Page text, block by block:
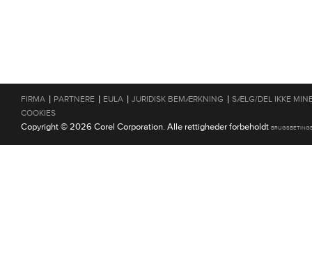
FIRMA | PARTNERE | EULA | JURIDISK BEMÆRKNING | SÆLG/DEL IKKE
COOKIES
Copyright © 2026 Corel Corporation. Alle rettigheder forbeholdt